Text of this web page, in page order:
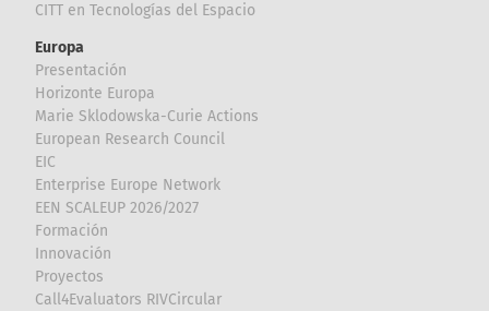
CITT en Tecnologías del Espacio
Europa
Presentación
Horizonte Europa
Marie Sklodowska-Curie Actions
European Research Council
EIC
Enterprise Europe Network
EEN SCALEUP 2026/2027
Formación
Innovación
Proyectos
Call4Evaluators RIVCircular